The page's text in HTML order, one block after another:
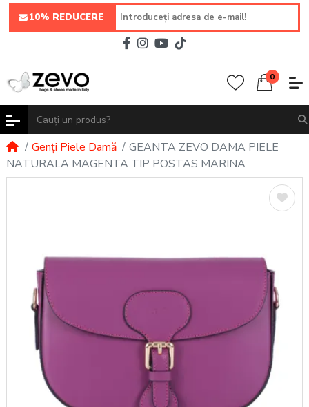
10% REDUCERE
0
Genți Piele Damă
GEANTA ZEVO DAMA PIELE
NATURALA MAGENTA TIP POSTAS MARINA